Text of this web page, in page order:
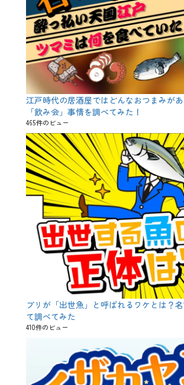
江戸時代の居酒屋ではどんなおつまみが
「飲み会」事情を調べてみた！
465件のビュー
ブリが「出世魚」と呼ばれるワケとは？
て調べてみた
410件のビュー